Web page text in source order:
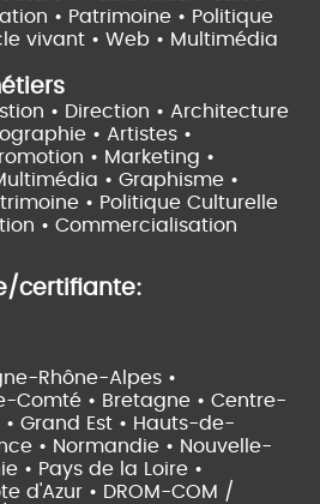
• Patrimoine • Politique
vivant • Web • Multimédia
• Direction • Architecture
• Artistes •
• Marketing •
• Graphisme •
• Politique Culturelle
• Commercialisation
certifiante:
Rhône-Alpes •
Comté • Bretagne • Centre-
Grand Est • Hauts-de-
• Normandie • Nouvelle-
• Pays de la Loire •
d'Azur • DROM-COM /